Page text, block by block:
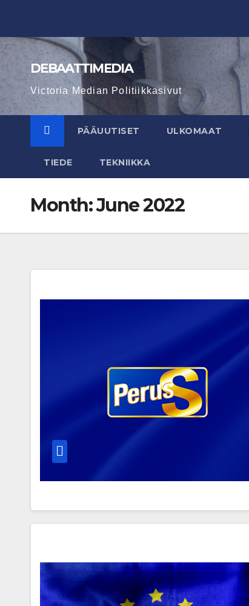
content
DEBAATTIMEDIA
Victoria Median Politiikkasivut
PÄÄUUTISET ULKOMAAT
TIEDE TEKNIIKKA
Month:June 2022